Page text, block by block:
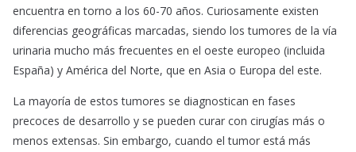
encuentra en torno a los 60-70 años. Curiosamente existen
diferencias geográficas marcadas, siendo los tumores de la vía
urinaria mucho más frecuentes en el oeste europeo (incluida
España) y América del Norte, que en Asia o Europa del este.
La mayoría de estos tumores se diagnostican en fases
precoces de desarrollo y se pueden curar con cirugías más o
menos extensas. Sin embargo, cuando el tumor está más